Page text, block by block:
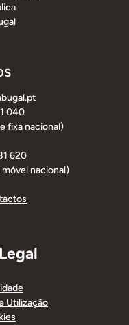
040
fixa nacional)
620
nacional)
Utilização